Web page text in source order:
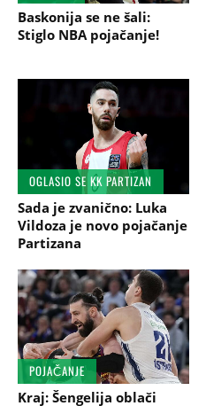
Baskonija se ne šali:
Stiglo NBA pojačanje!
OGLASIO SE KK PARTIZAN
Sada je zvanično: Luka
Vildoza je novo pojačanje
Partizana
POJAČANJE
Kraj: Šengelija oblači